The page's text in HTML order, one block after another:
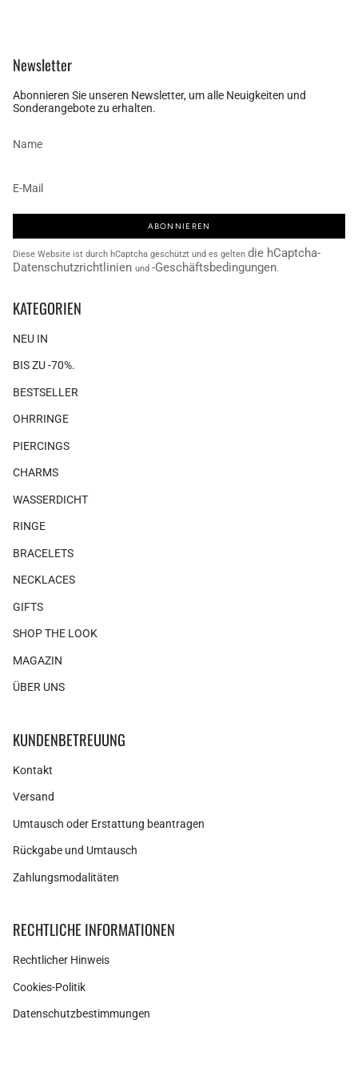
Newsletter
Abonnieren Sie unseren Newsletter, um alle Neuigkeiten und
Sonderangebote zu erhalten.
ABONNIEREN
Diese Website ist durch hCaptcha geschützt und es gelten die hCaptcha-
Datenschutzrichtlinien und -Geschäftsbedingungen.
KATEGORIEN
NEU IN
BIS ZU -70%.
BESTSELLER
OHRRINGE
PIERCINGS
CHARMS
WASSERDICHT
RINGE
BRACELETS
NECKLACES
GIFTS
SHOP THE LOOK
MAGAZIN
ÜBER UNS
KUNDENBETREUUNG
Kontakt
Versand
Umtausch oder Erstattung beantragen
Rückgabe und Umtausch
Zahlungsmodalitäten
RECHTLICHE INFORMATIONEN
Rechtlicher Hinweis
Cookies-Politik
Datenschutzbestimmungen